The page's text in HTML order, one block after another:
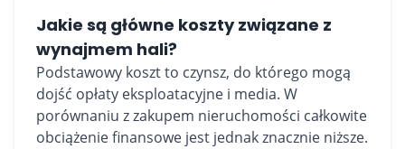
Jakie są główne koszty związane z
wynajmem hali?
Podstawowy koszt to czynsz, do którego mogą
dojść opłaty eksploatacyjne i media. W
porównaniu z zakupem nieruchomości całkowite
obciążenie finansowe jest jednak znacznie niższe.